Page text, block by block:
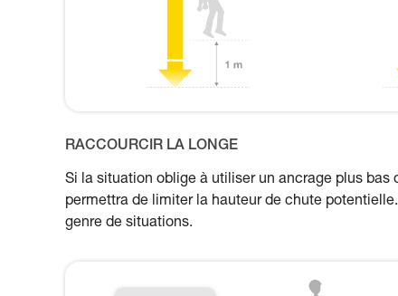
RACCOURCIR LA LONGE
Si la situation oblige à utiliser un ancrage plus bas
permettra de limiter la hauteur de chute
genre de situations.